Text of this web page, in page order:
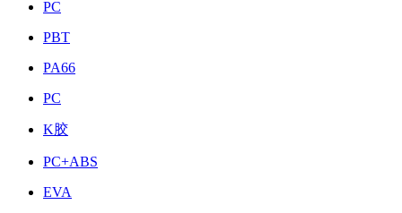
PC
PBT
PA66
PC
K胶
PC+ABS
EVA